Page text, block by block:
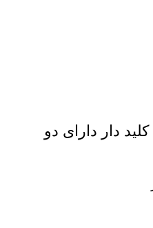
رکعت شمار ثامن DCH کلید دار دارای دو